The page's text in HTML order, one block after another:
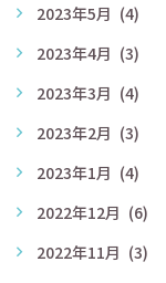
2023年5月 (4)
2023年4月 (3)
2023年3月 (4)
2023年2月 (3)
2023年1月 (4)
2022年12月 (6)
2022年11月 (3)